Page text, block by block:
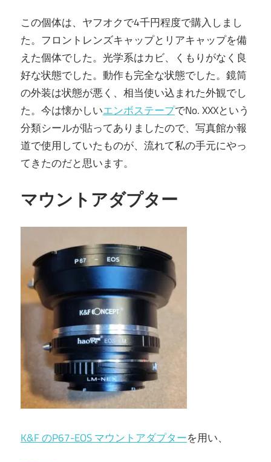
この個体は、ヤフオクで4千円程度で購入しまし
た。フロントレンズキャップとリアキャップを備
えた個体でした。光学系はカビ、くもりがなく良
好な状態でした。動作も完全な状態でした。鏡筒
の外装は状態が悪く、相当使い込まれた外観でし
た。今は懐かしいエンボステープでNo. XXXという
分類シールが貼ってありましたので、写真館か報
道で使用していたものが、流れて私の手元にやっ
てきたのだと思います。
マウントアダプター
K&F のP67-EOS マウントアダプターを用い、